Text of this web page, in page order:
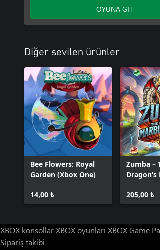
OYUNA GİT
Diğer sevilen ürünler
Bee Flowers: Royal
Garden (Xbox One)
14,00 ₺
Zumba –
205,00 ₺
XBOX konsollarXBOX oyunları XBOX Game
Sipariş takibi